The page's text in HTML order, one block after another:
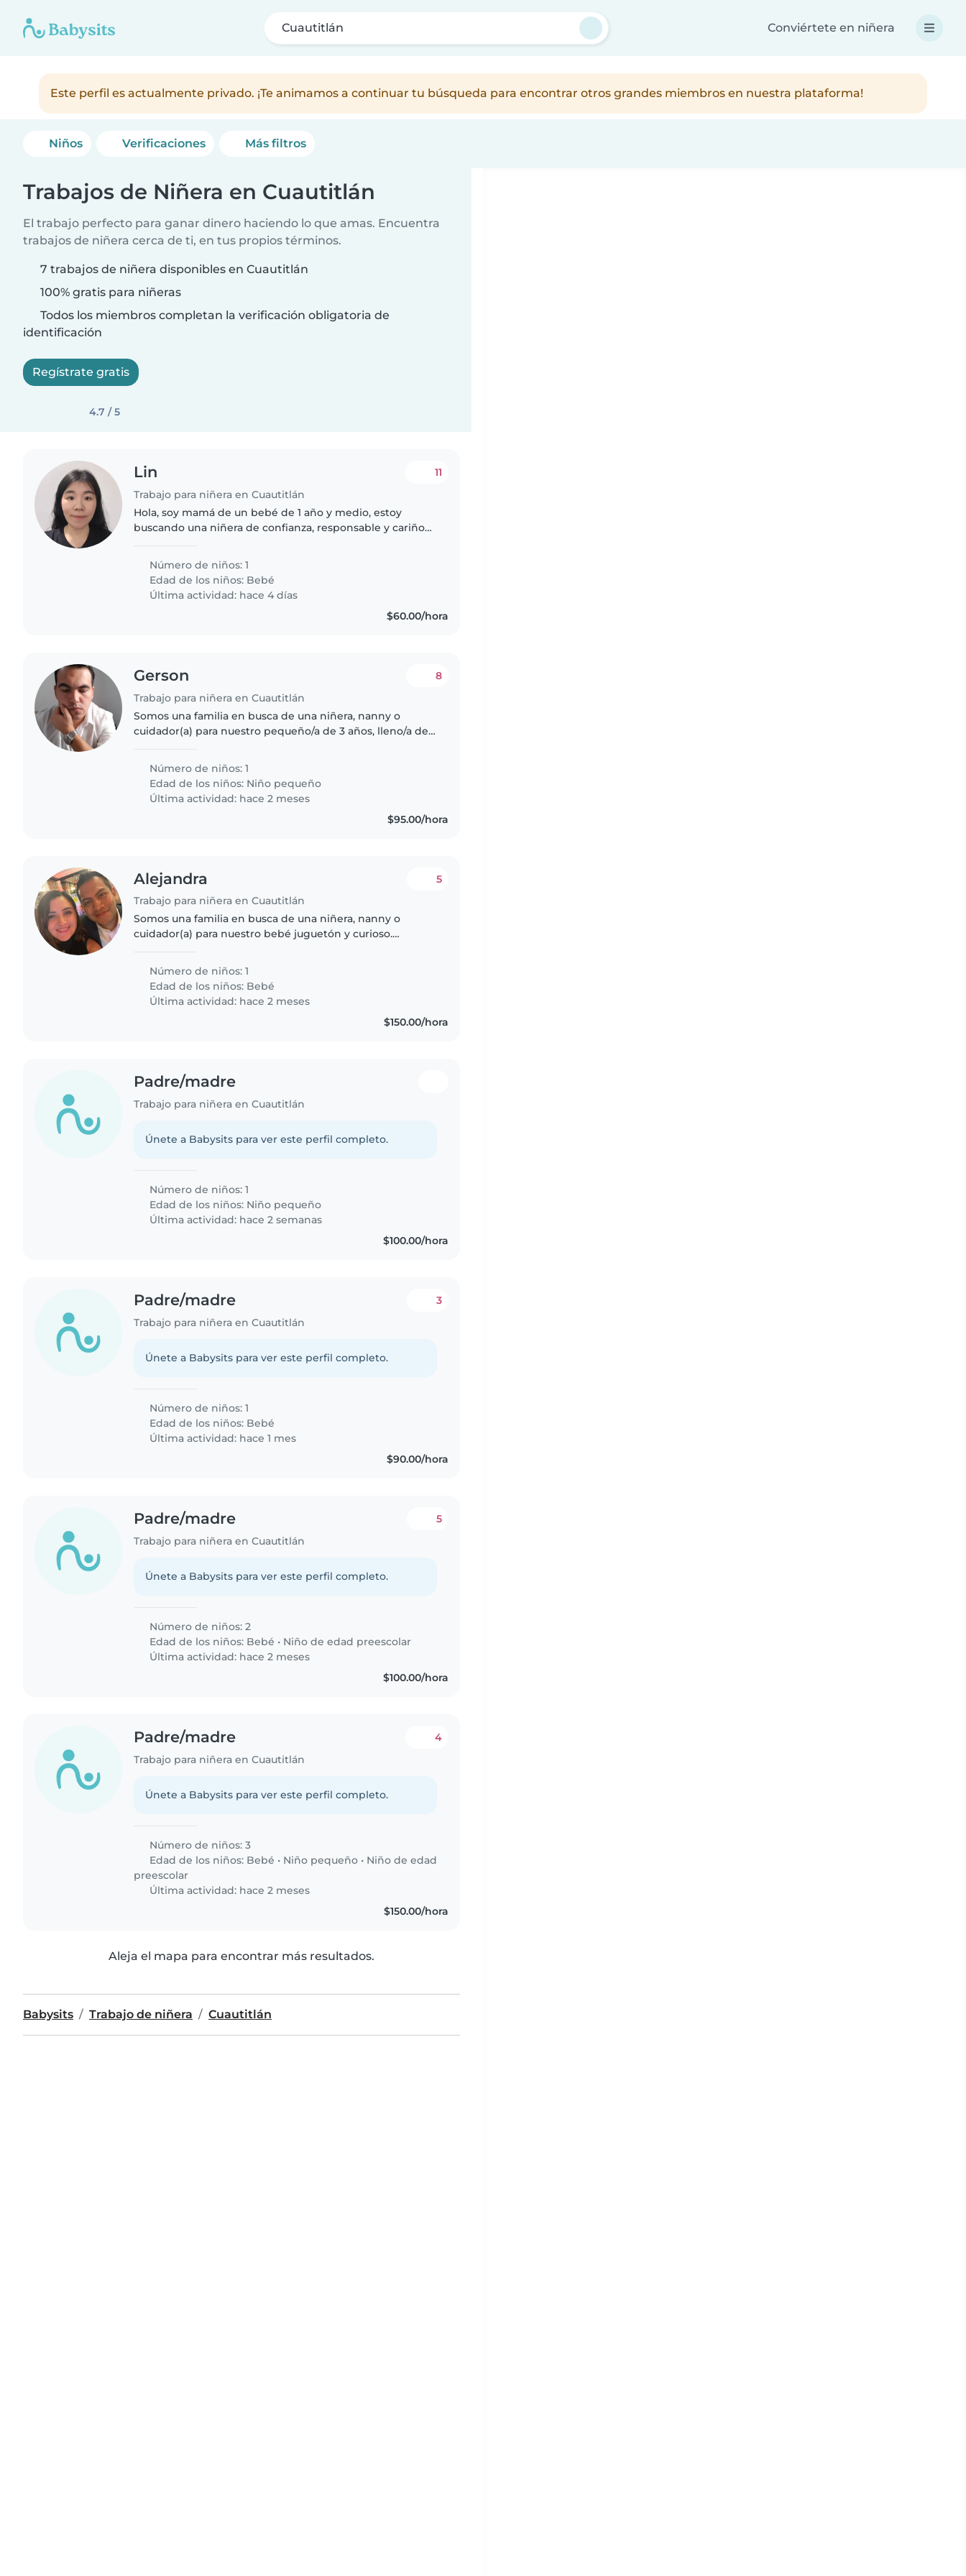
Cuautitlán Conviértete en niñera
Este perfil es actualmente privado. ¡Te animamos a continuar tu búsqueda para encontrar otros grandes miembros en nuestra plataforma!
Niños Verificaciones Más filtros
Trabajos de Niñera en Cuautitlán
El trabajo perfecto para ganar dinero haciendo lo que amas. Encuentra
trabajos de niñera cerca de ti, en tus propios términos.
7 trabajos de niñera disponibles en Cuautitlán
100% gratis para niñeras
Todos los miembros completan la verificación obligatoria de
identificación
Regístrate gratis
4.7 / 5
Lin
Trabajo para niñera en Cuautitlán
11
Hola, soy mamá de un bebé de 1 año y medio, estoy
buscando una niñera de confianza, responsable y cariñosa
alguien con experiencia..
Número de niños: 1
Edad de los niños: Bebé
Última actividad: hace 4 días
$60.00/hora
Gerson
Trabajo para niñera en Cuautitlán
8
Somos una familia en busca de una niñera, nanny o
cuidador(a) para nuestro pequeño/a de 3 años, lleno/a de
Número de niños: 1
Edad de los niños: Niño pequeño
Última actividad: hace 2 meses
$95.00/hora
Alejandra
Trabajo para niñera en Cuautitlán
5
Somos una familia en busca de una niñera, nanny o
cuidador(a) para nuestro bebé juguetón y curioso.
pequeño en nuestra casa. ¡Nos encantaría..
Número de niños: 1
Edad de los niños: Bebé
Última actividad: hace 2 meses
$150.00/hora
Padre/madre
Trabajo para niñera en Cuautitlán
Únete a Babysits para ver este perfil completo.
Número de niños: 1
Edad de los niños: Niño pequeño
Última actividad: hace 2 semanas
$100.00/hora
Padre/madre
Trabajo para niñera en Cuautitlán
3
Únete a Babysits para ver este perfil completo.
Número de niños: 1
Edad de los niños: Bebé
Última actividad: hace 1 mes
$90.00/hora
Padre/madre
Trabajo para niñera en Cuautitlán
5
Únete a Babysits para ver este perfil completo.
Número de niños: 2
Edad de los niños: Bebé • Niño de edad preescolar
Última actividad: hace 2 meses
$100.00/hora
Padre/madre
Trabajo para niñera en Cuautitlán
4
Únete a Babysits para ver este perfil completo.
Número de niños: 3
Edad de los niños: Bebé • Niño pequeño • Niño de edad
preescolar
Última actividad: hace 2 meses
$150.00/hora
Aleja el mapa para encontrar más resultados.
Babysits Trabajo de niñera Cuautitlán